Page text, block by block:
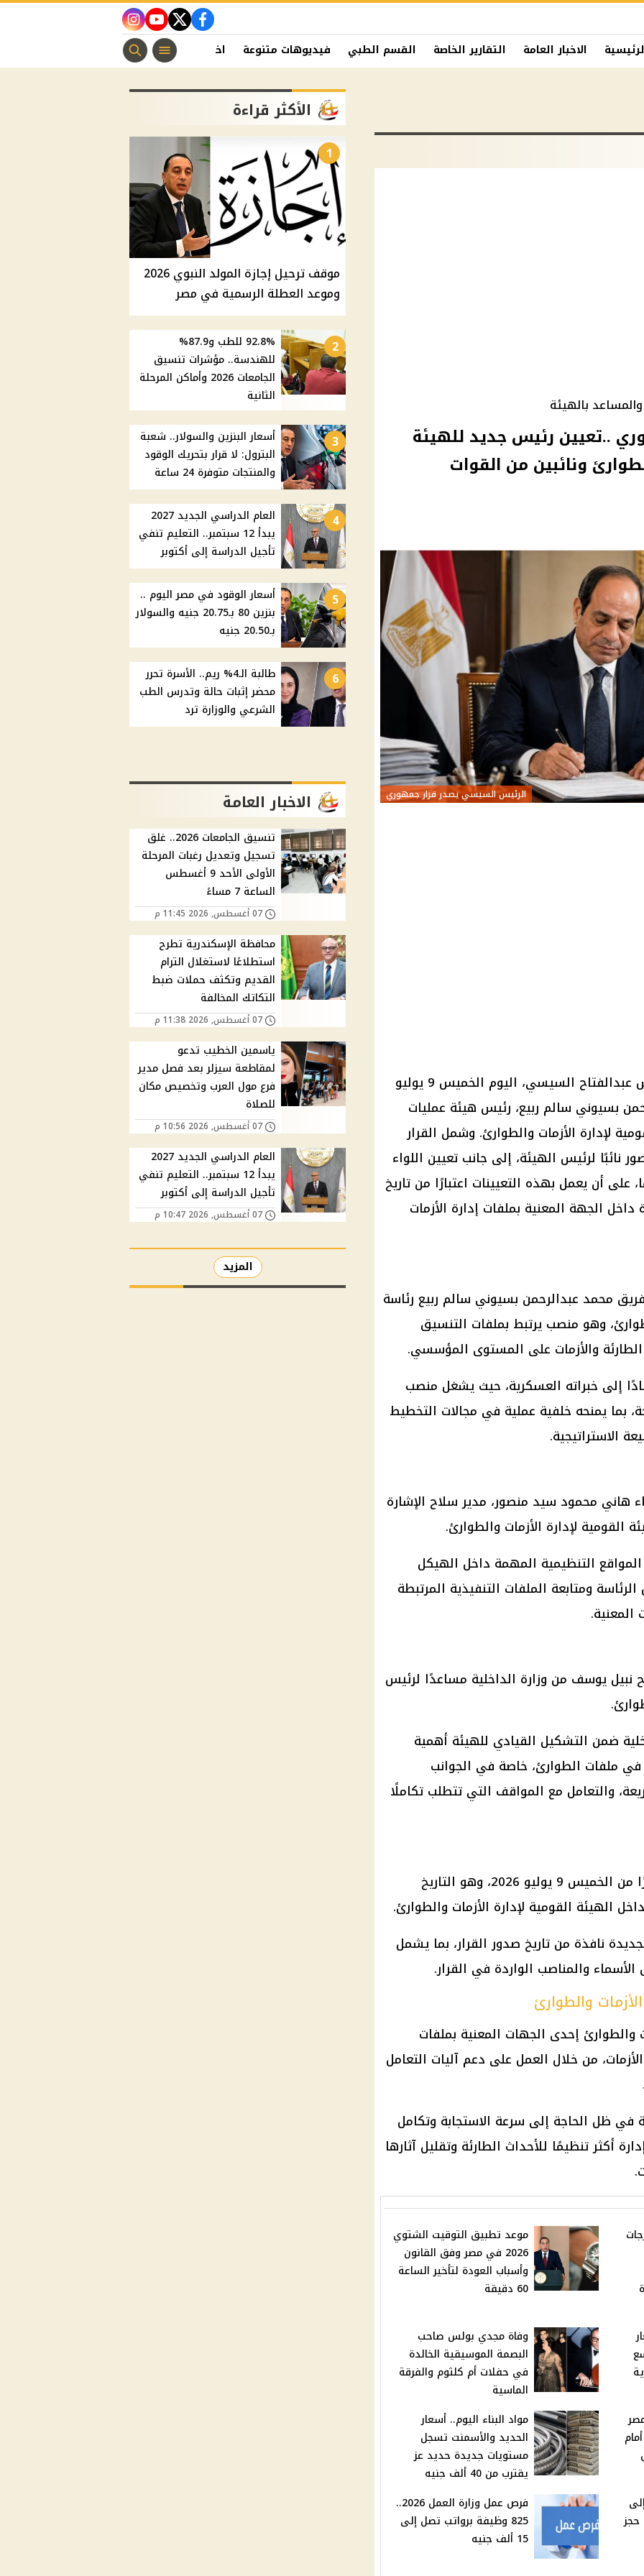
facebook
twitter
youtube
instagram
الاخبار العامة التقارير الخاصة القسم الطبي فيديوهات متنوعة اخبار الفن منوعات مسيحية
بالهيئة
..تعيين رئيس جديد للهيئة
ونائبين من القوات
الرئيس السيسي يصدر قرار جمهوري
عبدالفتاح السيسي ، اليوم الخميس 9 يوليو
لإدارة الأزمات والطوارئ. وشمل القرار
نائبًا لرئيس الهيئة، إلى جانب تعيين اللواء
أن يعمل بهذه التعيينات اعتبارًا من تاريخ
داخل الجهة المعنية بملفات إدارة الأزمات
محمد عبدالرحمن بسيوني سالم ربيع رئاسة
وهو منصب يرتبط بملفات التنسيق
والأزمات على المستوى المؤسسي.
إلى خبراته العسكرية، حيث يشغل منصب
، بما يمنحه خلفية عملية في مجالات التخطيط
الاستراتيجية.
هاني محمود سيد منصور، مدير سلاح الإشارة
القومية لإدارة الأزمات والطوارئ.
التنظيمية المهمة داخل الهيكل
ومتابعة الملفات التنفيذية المرتبطة
نبيل يوسف من وزارة الداخلية مساعدًا لرئيس
ضمن التشكيل القيادي للهيئة أهمية
ملفات الطوارئ، خاصة في الجوانب
والتعامل مع المواقف التي تتطلب تكاملًا
يبدأ العمل بالقرار الجمهوري اعتبارًا من الخميس 9 يوليو 2026، وهو التاريخ
الهيئة القومية لإدارة الأزمات والطوارئ.
نافذة من تاريخ صدور القرار، بما يشمل
والمناصب الواردة في القرار.
والطوارئ
والطوارئ إحدى الجهات المعنية بملفات
من خلال العمل على دعم آليات التعامل
ظل الحاجة إلى سرعة الاستجابة وتكامل
أكثر تنظيمًا للأحداث الطارئة وتقليل آثارها
موعد تطبيق التوقيت الشتوي
2026 في مصر وفق القانون
وأسباب العودة لتأخير الساعة
60 دقيقة
وفاة مجدي بولس صاحب
البصمة الموسيقية الخالدة
في حفلات أم كلثوم والفرقة
الماسية
مواد البناء اليوم.. أسعار
الحديد والأسمنت تسجل
مستويات جديدة حديد عز
يقترب من 40 ألف جنيه
حجز
فرص عمل وزارة العمل 2026..
825 وظيفة برواتب تصل إلى
15 ألف جنيه
الأكثر قراءة
1
موقف ترحيل إجازة المولد النبوي 2026
وموعد العطلة الرسمية في مصر
2
92.8% للطب و87.9%
للهندسة.. مؤشرات تنسيق
الجامعات 2026 وأماكن المرحلة
الثانية
3
أسعار البنزين والسولار.. شعبة
البترول: لا قرار بتحريك الوقود
والمنتجات متوفرة 24 ساعة
4
العام الدراسي الجديد 2027
يبدأ 12 سبتمبر.. التعليم تنفي
تأجيل الدراسة إلى أكتوبر
5
أسعار الوقود في مصر اليوم ..
بنزين 80 بـ20.75 جنيه والسولار
بـ20.50 جنيه
6
طالبة الـ4% ريم.. الأسرة تحرر
محضر إثبات حالة وتدرس الطب
الشرعي والوزارة ترد
الاخبار العامة
تنسيق الجامعات 2026.. غلق
تسجيل وتعديل رغبات المرحلة
الأولى الأحد 9 أغسطس
الساعة 7 مساءً
07 أغسطس, 2026 11:45 م
محافظة الإسكندرية تطرح
استطلاعًا لاستغلال الترام
القديم وتكثف حملات ضبط
التكاتك المخالفة
07 أغسطس, 2026 11:38 م
ياسمين الخطيب تدعو
لمقاطعة سيزلر بعد فصل مدير
فرع مول العرب وتخصيص مكان
للصلاة
07 أغسطس, 2026 10:56 م
العام الدراسي الجديد 2027
يبدأ 12 سبتمبر.. التعليم تنفي
تأجيل الدراسة إلى أكتوبر
07 أغسطس, 2026 10:47 م
المزيد